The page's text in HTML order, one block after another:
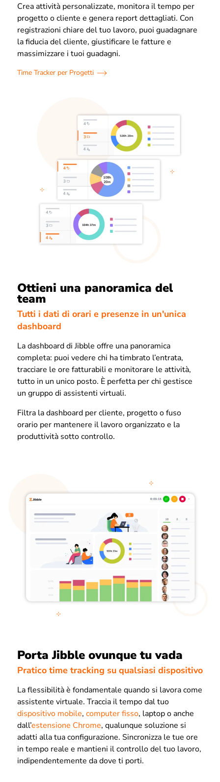
Crea attività personalizzate, monitora il tempo per
progetto o cliente e genera report dettagliati. Con
registrazioni chiare del tuo lavoro, puoi guadagnare
la fiducia del cliente, giustificare le fatture e
massimizzare i tuoi guadagni.
Time Tracker per Progetti
Ottieni una panoramica del
team
Tutti i dati di orari e presenze in un'unica
dashboard
La dashboard di Jibble offre una panoramica
completa: puoi vedere chi ha timbrato l’entrata,
tracciare le ore fatturabili e monitorare le attività,
tutto in un unico posto. È perfetta per chi gestisce
un gruppo di assistenti virtuali.
Filtra la dashboard per cliente, progetto o fuso
orario per mantenere il lavoro organizzato e la
produttività sotto controllo.
Porta Jibble ovunque tu vada
Pratico time tracking su qualsiasi dispositivo
La flessibilità è fondamentale quando si lavora come
assistente virtuale. Traccia il tempo dal tuo
dispositivo mobile, computer fisso, laptop o anche
dall’estensione Chrome, qualunque soluzione si
adatti alla tua configurazione. Sincronizza le tue ore
in tempo reale e mantieni il controllo del tuo lavoro,
indipendentemente da dove ti porti.